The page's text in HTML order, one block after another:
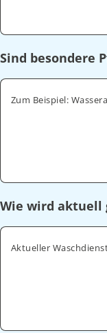
Sind besondere
Wie wird aktuell
Aktueller